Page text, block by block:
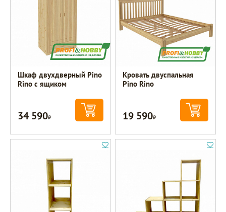
Шкаф двухдверный Pino
Rino с ящиком
34 590Р
Кровать двуспальная
Pino Rino
19 590Р